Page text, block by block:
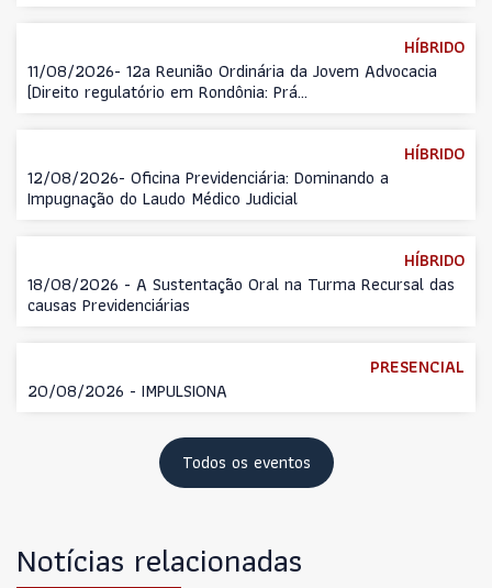
HÍBRIDO
11/08/2026- 12a Reunião Ordinária da Jovem Advocacia
(Direito regulatório em Rondônia: Prá...
HÍBRIDO
12/08/2026- Oficina Previdenciária: Dominando a
Impugnação do Laudo Médico Judicial
HÍBRIDO
18/08/2026 - A Sustentação Oral na Turma Recursal das
causas Previdenciárias
PRESENCIAL
20/08/2026 - IMPULSIONA
Todos os eventos
Notícias relacionadas